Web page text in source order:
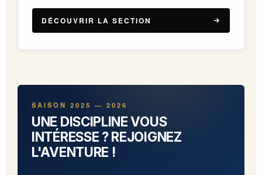
DÉCOUVRIR LA SECTION
SAISON 2025 — 2026
UNE DISCIPLINE VOUS
INTÉRESSE ? REJOIGNEZ
L'AVENTURE !